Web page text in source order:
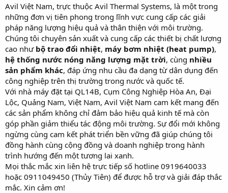
Avil Việt Nam, trực thuộc Avil Thermal Systems, là một trong
những đơn vị tiên phong trong lĩnh vực cung cấp các giải
pháp năng lượng hiệu quả và thân thiện với môi trường.
Chúng tôi chuyên sản xuất và cung cấp các thiết bị chất lượng
cao như bộ trao đổi nhiệt, máy bơm nhiệt (heat pump),
hệ thống nước nóng năng lượng mặt trời, cùng nhiều
sản phẩm khác, đáp ứng nhu cầu đa dạng từ dân dụng đến
công nghiệp trên thị trường trong nước và quốc tế.
Với nhà máy đặt tại QL14B, Cụm Công Nghiệp Hòa An, Đại
Lộc, Quảng Nam, Việt Nam, Avil Việt Nam cam kết mang đến
các sản phẩm không chỉ đảm bảo hiệu quả kinh tế mà còn
góp phần giảm thiểu tác động môi trường. Sự đổi mới không
ngừng cùng cam kết phát triển bền vững đã giúp chúng tôi
đồng hành cùng cộng đồng và doanh nghiệp trong hành
trình hướng đến một tương lai xanh.
Mọi thắc mắc xin liên hệ trực tiếp số hotline 0919640033
hoặc 0911049450 (Thủy Tiên) để được hỗ trợ và giải đáp thắc
mắc. Xin cảm ơn!